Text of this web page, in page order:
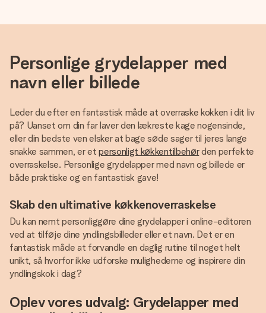
Personlige grydelapper med
navn eller billede
Leder du efter en fantastisk måde at overraske kokken i dit liv
på? Uanset om din far laver den lækreste kage nogensinde,
eller din bedste ven elsker at bage søde sager til jeres lange
snakke sammen, er etpersonligt køkkentilbehørden perfekte
overraskelse. Personlige grydelapper med navn og billede er
både praktiske og en fantastisk gave!
Skab den ultimative køkkenoverraskelse
Du kan nemt personliggøre dine grydelapper i online-editoren
ved at tilføje dine yndlingsbilleder eller et navn. Det er en
fantastisk måde at forvandle en daglig rutine til noget helt
unikt, så hvorfor ikke udforske mulighederne og inspirere din
yndlingskok i dag?
Oplev vores udvalg: Grydelapper med